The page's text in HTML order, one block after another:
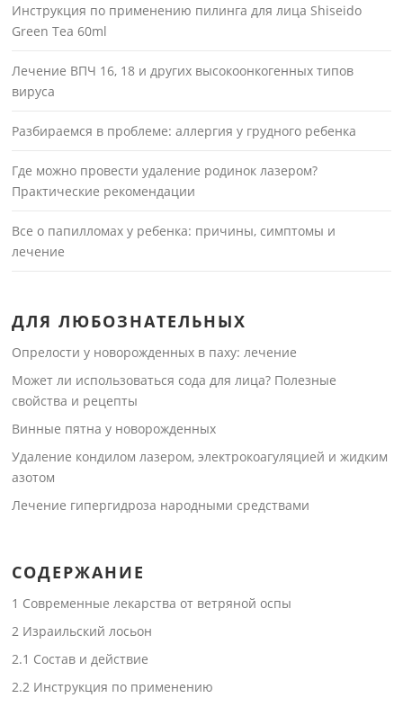
Инструкция по применению пилинга для лица Shiseido
Green Tea 60ml
Лечение ВПЧ 16, 18 и других высокоонкогенных типов
вируса
Разбираемся в проблеме: аллергия у грудного ребенка
Где можно провести удаление родинок лазером?
Практические рекомендации
Все о папилломах у ребенка: причины, симптомы и
лечение
ДЛЯ ЛЮБОЗНАТЕЛЬНЫХ
Опрелости у новорожденных в паху: лечение
Может ли использоваться сода для лица? Полезные
свойства и рецепты
Винные пятна у новорожденных
Удаление кондилом лазером, электрокоагуляцией и жидким
азотом
Лечение гипергидроза народными средствами
СОДЕРЖАНИЕ
1 Современные лекарства от ветряной оспы
2 Израильский лосьон
2.1 Состав и действие
2.2 Инструкция по применению